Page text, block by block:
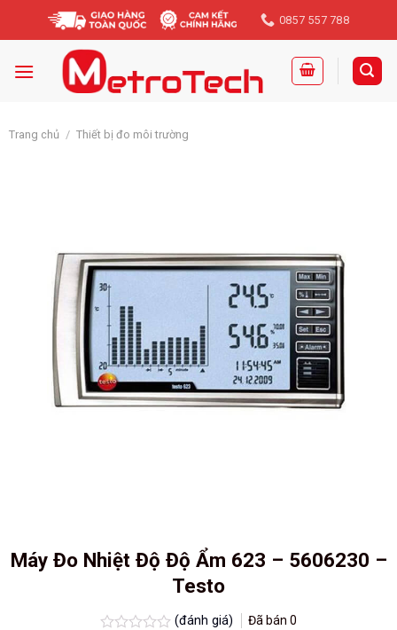
0857 557 788
Trang chủ / Thiết bị đo môi trường
Máy Đo Nhiệt Độ Độ Ẩm 623 – 5606230 –
Testo
(đánh giá) Đã bán0